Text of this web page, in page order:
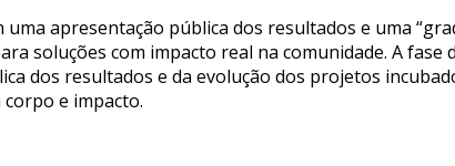
apresentação pública dos resultados e uma
soluções com impacto real na comunidade. A fase
dos resultados e da evolução dos projetos
e impacto.